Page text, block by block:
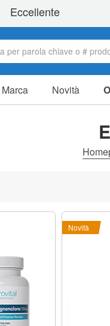
Marca Novità
Novità